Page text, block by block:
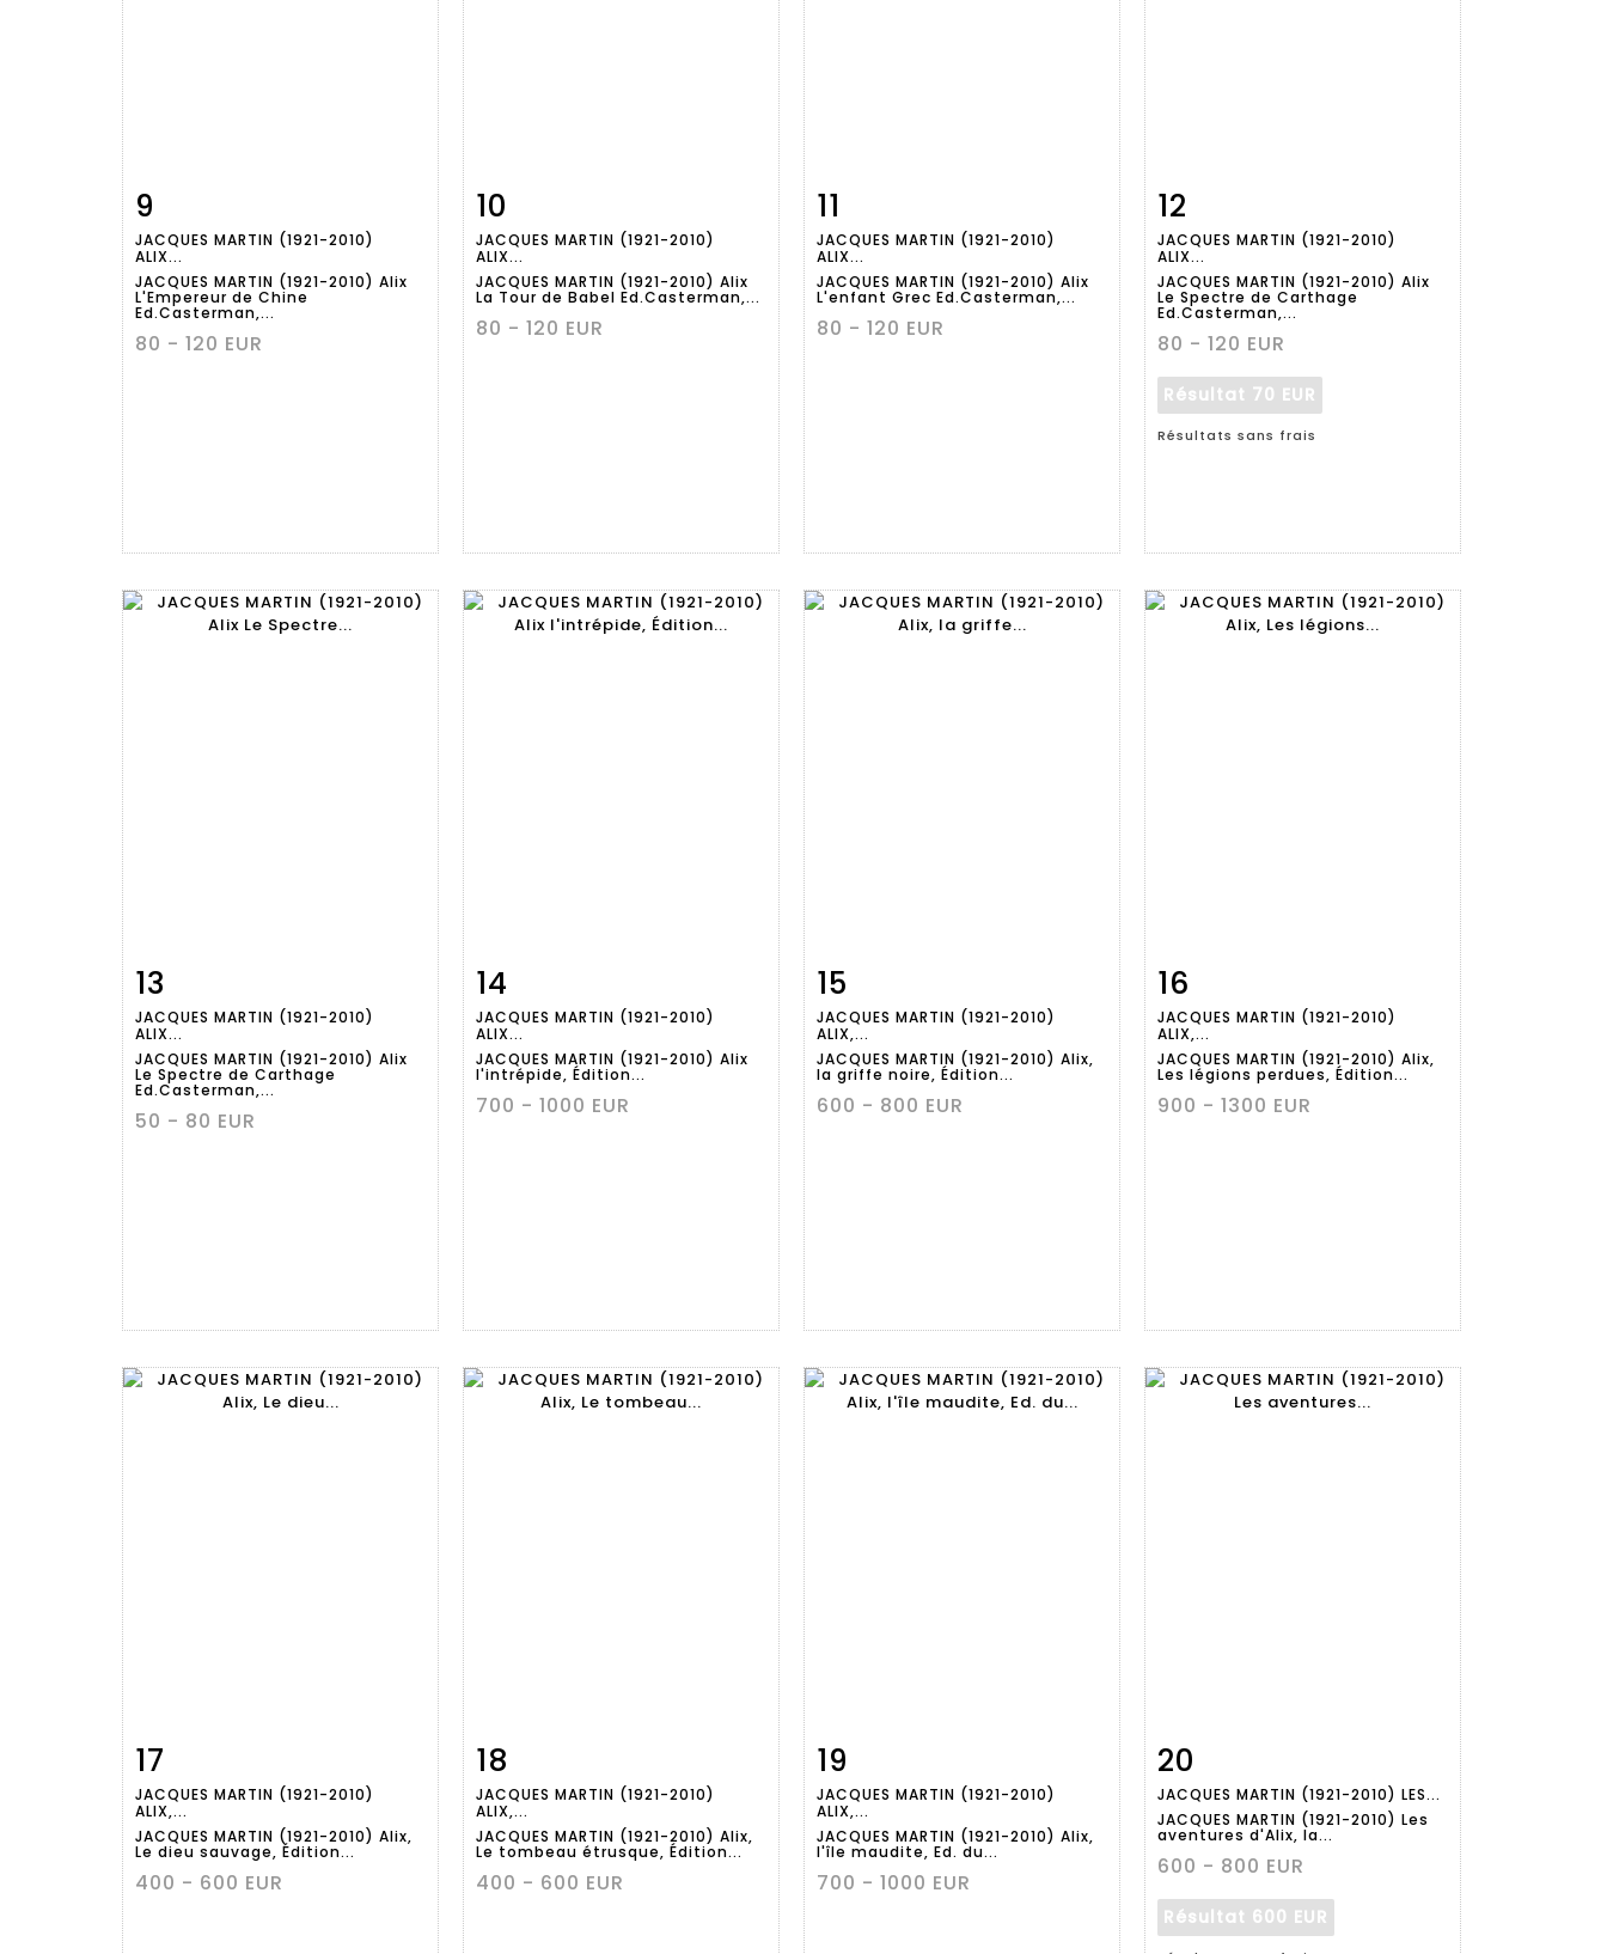
détaillée
9
JACQUES MARTIN (1921-2010)
ALIX...
JACQUES MARTIN (1921-2010) Alix
L'Empereur de Chine
Ed.Casterman,...
80 - 120 EUR
détaillée
10
JACQUES MARTIN (1921-2010)
ALIX...
JACQUES MARTIN (1921-2010) Alix
La Tour de Babel Ed.Casterman,...
80 - 120 EUR
détaillée
11
JACQUES MARTIN (1921-2010)
ALIX...
JACQUES MARTIN (1921-2010) Alix
L'enfant Grec Ed.Casterman,...
80 - 120 EUR
détaillée
12
JACQUES MARTIN (1921-2010)
ALIX...
JACQUES MARTIN (1921-2010) Alix
Le Spectre de Carthage
Ed.Casterman,...
80 - 120 EUR
Résultat 70 EUR
Résultats sans frais
détaillée
13
JACQUES MARTIN (1921-2010)
ALIX...
JACQUES MARTIN (1921-2010) Alix
Le Spectre de Carthage
Ed.Casterman,...
50 - 80 EUR
détaillée
14
JACQUES MARTIN (1921-2010)
ALIX...
JACQUES MARTIN (1921-2010) Alix
l'intrépide, Édition...
700 - 1000 EUR
détaillée
15
JACQUES MARTIN (1921-2010)
ALIX,...
JACQUES MARTIN (1921-2010) Alix,
la griffe noire, Édition...
600 - 800 EUR
détaillée
16
JACQUES MARTIN (1921-2010)
ALIX,...
JACQUES MARTIN (1921-2010) Alix,
Les légions perdues, Édition...
900 - 1300 EUR
détaillée
17
JACQUES MARTIN (1921-2010)
ALIX,...
JACQUES MARTIN (1921-2010) Alix,
Le dieu sauvage, Édition...
400 - 600 EUR
détaillée
18
JACQUES MARTIN (1921-2010)
ALIX,...
JACQUES MARTIN (1921-2010) Alix,
Le tombeau étrusque, Édition...
400 - 600 EUR
détaillée
19
JACQUES MARTIN (1921-2010)
ALIX,...
JACQUES MARTIN (1921-2010) Alix,
l'île maudite, Ed. du...
700 - 1000 EUR
détaillée
20
JACQUES MARTIN (1921-2010) LES...
JACQUES MARTIN (1921-2010) Les
aventures d'Alix, la...
600 - 800 EUR
Résultat 600 EUR